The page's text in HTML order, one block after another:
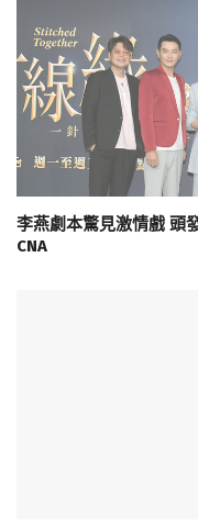
李燕劇本驚見激情戲 頭
CNA